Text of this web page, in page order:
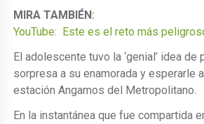
MIRA TAMBIÉN:
YouTube: Este es el reto más
El adolescente tuvo la ‘genial’ idea de
sorpresa a su enamorada y esperarle
estación Angamos del Metropolitano.
En la instantánea que fue compartida